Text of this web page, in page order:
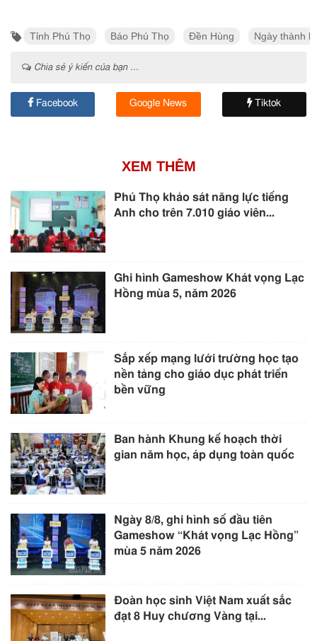
Tỉnh Phú Thọ Báo Phú Thọ Đền Hùng Ngày thành
Chia sẻ ý kiến của bạn ...
Facebook Google News Tiktok
XEM THÊM
Phú Thọ khảo sát năng lực tiếng
Anh cho trên 7.010 giáo viên...
Ghi hình Gameshow Khát vọng Lạc
Hồng mùa 5, năm 2026
Sắp xếp mạng lưới trường học tạo
nền tảng cho giáo dục phát triển
bền vững
Ban hành Khung kế hoạch thời
gian năm học, áp dụng toàn quốc
Ngày 8/8, ghi hình số đầu tiên
Gameshow “Khát vọng Lạc Hồng”
mùa 5 năm 2026
Đoàn học sinh Việt Nam xuất sắc
đạt 8 Huy chương Vàng tại...